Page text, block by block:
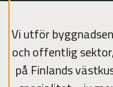
l
a
c
o
k
Vi utför
och offentlig
på Finlands